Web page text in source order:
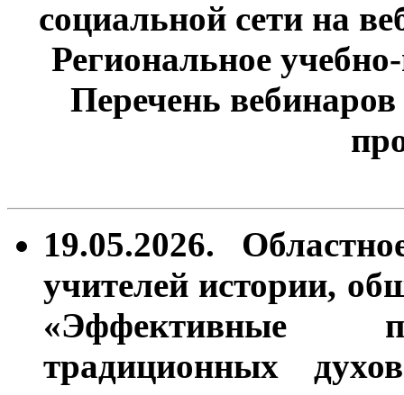
социальной сети на
Региональное
Перечень
19.05.2026.
учителей истории,
«Эффективные
традиционных